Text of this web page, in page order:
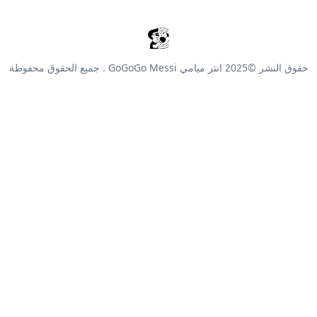
حقوق النشر ©2025 انتر ميامي GoGoGo Messi . جميع الحقوق محفوظة